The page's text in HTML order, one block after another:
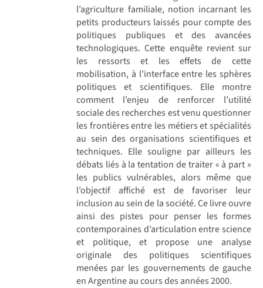
l’agriculture familiale, notion incarnant les
petits producteurs laissés pour compte des
politiques publiques et des avancées
technologiques. Cette enquête revient sur
les ressorts et les effets de cette
mobilisation, à l’interface entre les sphères
politiques et scientifiques. Elle montre
comment l’enjeu de renforcer l’utilité
sociale des recherches est venu questionner
les frontières entre les métiers et spécialités
au sein des organisations scientifiques et
techniques. Elle souligne par ailleurs les
débats liés à la tentation de traiter « à part »
les publics vulnérables, alors même que
l’objectif affiché est de favoriser leur
inclusion au sein de la société. Ce livre ouvre
ainsi des pistes pour penser les formes
contemporaines d’articulation entre science
et politique, et propose une analyse
originale des politiques scientifiques
menées par les gouvernements de gauche
en Argentine au cours des années 2000.